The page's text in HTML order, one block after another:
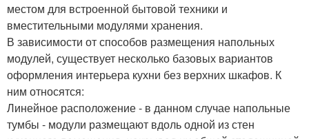
местом для встроенной бытовой техники и
вместительными модулями хранения.
В зависимости от способов размещения напольных
модулей, существует несколько базовых вариантов
оформления интерьера кухни без верхних шкафов. К
ним относятся:
Линейное расположение - в данном случае напольные
тумбы - модули размещают вдоль одной из стен